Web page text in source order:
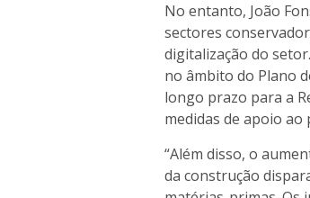
No entanto, João
sectores
digitalização do
no âmbito do Plano
longo prazo para a
medidas de apoio ao
“Além disso, o
da construção